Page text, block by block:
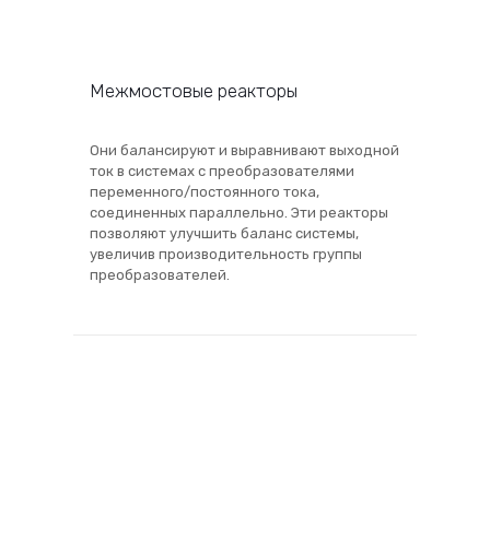
Межмостовые реакторы
Они балансируют и выравнивают выходной
ток в системах с преобразователями
переменного/постоянного тока,
соединенных параллельно. Эти реакторы
позволяют улучшить баланс системы,
увеличив производительность группы
преобразователей.